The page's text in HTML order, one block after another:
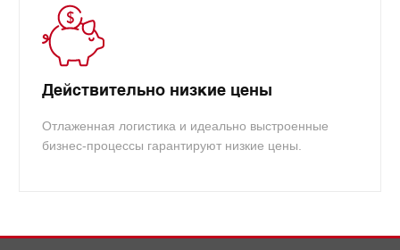
Действительно низкие цены
Отлаженная логистика и идеально выстроенные
бизнес-процессы гарантируют низкие цены.